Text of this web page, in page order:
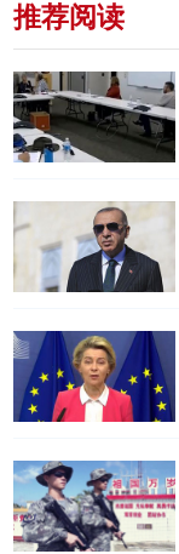
推荐阅读